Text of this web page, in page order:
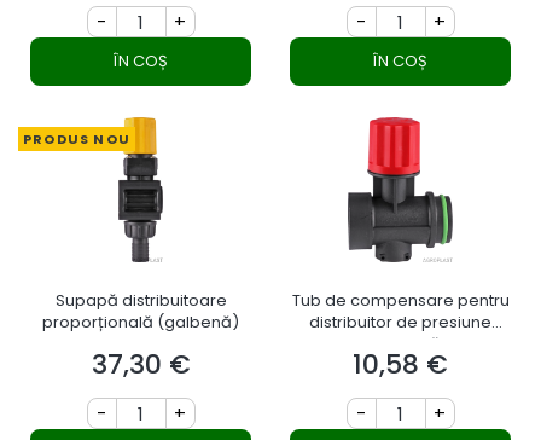
- +
ÎN COȘ
- +
ÎN COȘ
PRODUS NOU
Supapă distribuitoare
proporțională (galbenă)
Preț
37,30 €
- +
Tub de compensare pentru
distribuitor de presiune
constantă
Preț
10,58 €
- +